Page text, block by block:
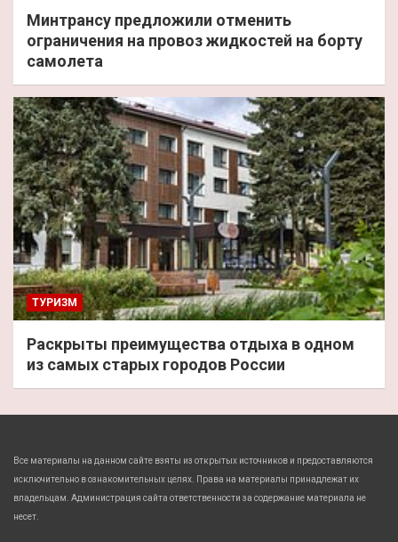
Минтрансу предложили отменить
ограничения на провоз жидкостей на борту
самолета
ТУРИЗМ
Раскрыты преимущества отдыха в одном
из самых старых городов России
Все материалы на данном сайте взяты из открытых источников и предоставляются
исключительно в ознакомительных целях. Права на материалы принадлежат их
владельцам. Администрация сайта ответственности за содержание материала не
несет.